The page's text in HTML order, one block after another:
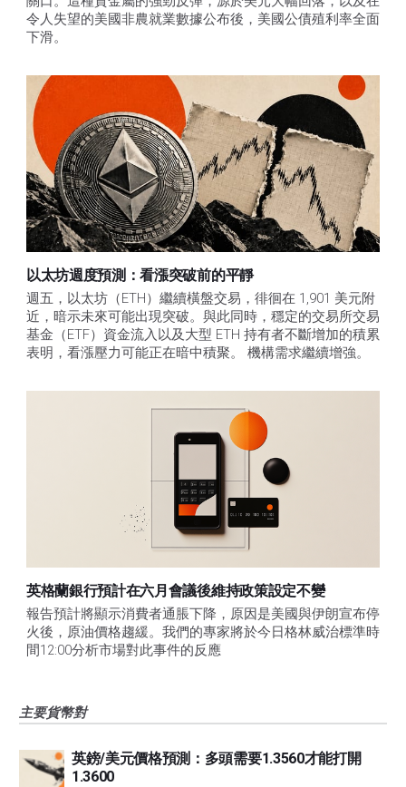
令人失望的美國非農就業數據公布後，美國公債殖利率全面
下滑。
以太坊週度預測：看漲突破前的平靜
週五，以太坊（ETH）繼續橫盤交易，徘徊在 1,901 美元附
近，暗示未來可能出現突破。與此同時，穩定的交易所交易
基金（ETF）資金流入以及大型 ETH 持有者不斷增加的積累
表明，看漲壓力可能正在暗中積聚。 機構需求繼續增強。
英格蘭銀行預計在六月會議後維持政策設定不變
報告預計將顯示消費者通脹下降，原因是美國與伊朗宣布停
火後，原油價格趨緩。我們的專家將於今日格林威治標準時
間12:00分析市場對此事件的反應
主要貨幣對
英鎊/美元價格預測：多頭需要1.3560才能打開
1.3600